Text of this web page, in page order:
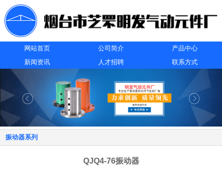
网站首页 公司简介
产品中心
新闻资讯
人才招聘 联系方式
振动器系列
QJQ4-76振动器